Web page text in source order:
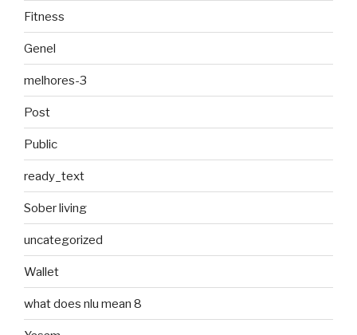
Fitness
Genel
melhores-3
Post
Public
ready_text
Sober living
uncategorized
Wallet
what does nlu mean 8